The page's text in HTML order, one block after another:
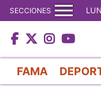
SECCIONES
FAMA